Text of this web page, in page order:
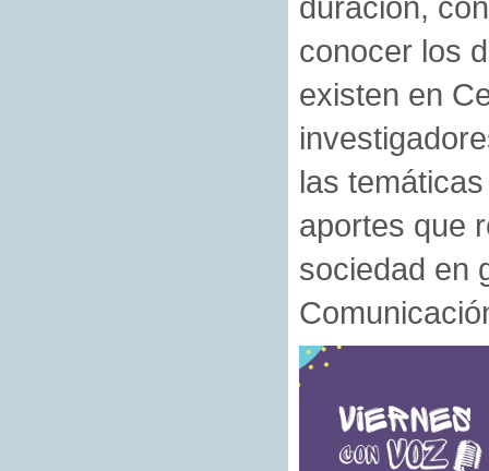
conocer los
existen en
las
aportes que
sociedad en